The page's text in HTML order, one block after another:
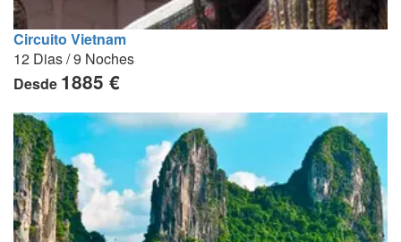
Circuito Vietnam
12 Dias / 9 Noches
Desde 1885 €